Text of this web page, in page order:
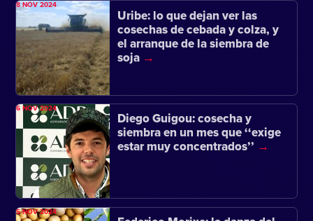
Uribe: lo que dejan ver las
cosechas de cebada y colza, y
el arranque de la siembra de
soja
8 NOV 2024
Diego Guigou: cosecha y
siembra en un mes que ‘‘exige
estar muy concentrados’’
6 NOV 2024
5 NOV 2024